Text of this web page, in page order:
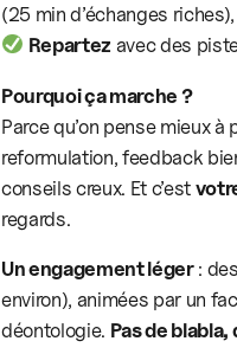
(25 min d’échanges riches),
Repartez avec des
Pourquoi ça marche ?
Parce qu’on pense mieux
reformulation, feedback
conseils creux. Et c’est
regards.
Un engagement léger:
environ), animées par un
déontologie. Pas de blabla,